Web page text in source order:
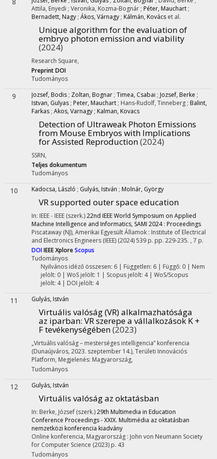
Attila, Enyedi ; Veronika, Kozma-Bognár ; Péter, Mauchart ;
Bernadett, Nagy ; Ákos, Várnagy ; Kálmán, Kovács et al.
Unique algorithm for the evaluation of
embryo photon emission and viability
(2024)
Research Square,
Preprint DOI
Tudományos
9 Jozsef, Bodis ; Zoltan, Bognar ; Timea, Csabai ; Jozsef, Berke ;
Istvan, Gulyas ; Peter, Mauchart ; Hans-Rudolf, Tinneberg ; Balint,
Farkas ; Akos, Varnagy ; Kalman, Kovacs
Detection of Ultraweak Photon Emissions
from Mouse Embryos with Implications
for Assisted Reproduction(2024)
SSRN,
Teljes dokumentum
Tudományos
10 Kadocsa, László ; Gulyás, István ; Molnár, György
VR supported outer space education
In: IEEE - IEEE (szerk.)22nd IEEE World Symposium on Applied
Machine Intelligence and Informatics, SAMI 2024 : Proceedings
Piscataway (NJ), Amerikai Egyesült Államok : Institute of Electrical
and Electronics Engineers (IEEE) (2024)539 p. pp. 229-235. , 7 p.
DOIIEEE XploreScopus
Tudományos
Nyilvános idéző összesen: 6| Független: 6 | Függő: 0 | Nem
jelölt: 0 | WoS jelölt: 1 | Scopus jelölt: 4 | WoS/Scopus
jelölt: 4 | DOI jelölt: 4
11 Gulyás, István
Virtuális valóság (VR) alkalmazhatósága
az iparban: VR szerepe a vállalkozások K +
F tevékenységében(2023)
„Virtuális valóság – mesterséges intelligencia” konferencia
(Dunaújváros, 2023. szeptember 14.), Területi Innovációs
Platform, Megjelenés: Magyarország,
Tudományos
12 Gulyás, István
Virtuális valóság az oktatásban
In: Berke, József (szerk.)29th Multimedia in Education
Conference Proceedings - XXIX. Multimédia az oktatásban
nemzetközi konferencia kiadvány
Online konferencia, Magyarország : John von Neumann Society
for Computer Science (2023) p. 43
Tudományos